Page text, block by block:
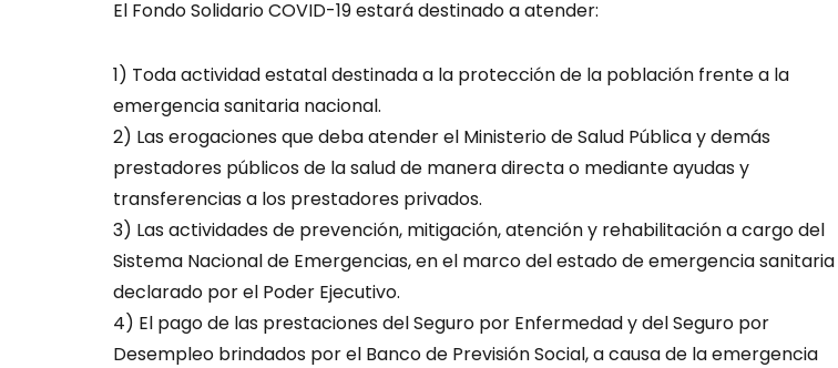
El Fondo Solidario COVID-19 estará destinado a atender:
1) Toda actividad estatal destinada a la protección de la población frente a la
emergencia sanitaria nacional.
2) Las erogaciones que deba atender el Ministerio de Salud Pública y demás
prestadores públicos de la salud de manera directa o mediante ayudas y
transferencias a los prestadores privados.
3) Las actividades de prevención, mitigación, atención y rehabilitación a cargo del
Sistema Nacional de Emergencias, en el marco del estado de emergencia sanitaria
declarado por el Poder Ejecutivo.
4) El pago de las prestaciones del Seguro por Enfermedad y del Seguro por
Desempleo brindados por el Banco de Previsión Social, a causa de la emergencia